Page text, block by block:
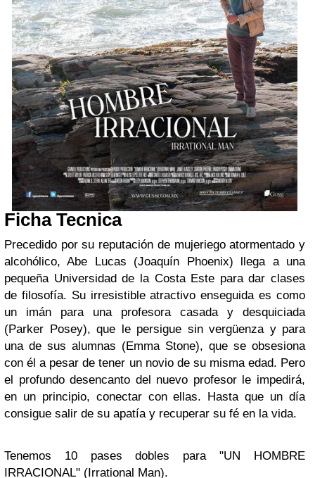
Ficha Tecnica
Precedido por su reputación de mujeriego atormentado y
alcohólico, Abe Lucas (Joaquín Phoenix) llega a una
pequeña Universidad de la Costa Este para dar clases
de filosofía. Su irresistible atractivo enseguida es como
un imán para una profesora casada y desquiciada
(Parker Posey), que le persigue sin vergüenza y para
una de sus alumnas (Emma Stone), que se obsesiona
con él a pesar de tener un novio de su misma edad. Pero
el profundo desencanto del nuevo profesor le impedirá,
en un principio, conectar con ellas. Hasta que un día
consigue salir de su apatía y recuperar su fé en la vida.
Tenemos 10 pases dobles para "UN HOMBRE
IRRACIONAL" (Irrational Man).